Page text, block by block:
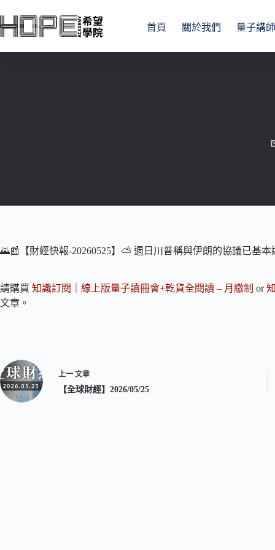
至
主
要
首頁 關於我們 量子講
🌄📰【財經快報-20260525】⛅️ 週日川普稱與伊朗的協議已基
請購買 知識訂閱｜線上版量子讀冊會+乾貨全閱讀 – 月繳制 or
文章。
上一 文章
【全球財經】2026/05/25